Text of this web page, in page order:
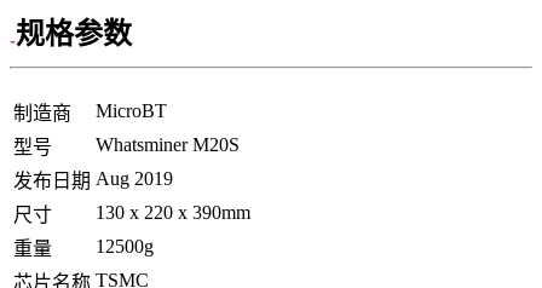
规格参数
制造商
MicroBT
型号
Whatsminer M20S
发布日期 Aug 2019
尺寸
130 x 220 x 390mm
重量
12500g
芯片名称 TSMC